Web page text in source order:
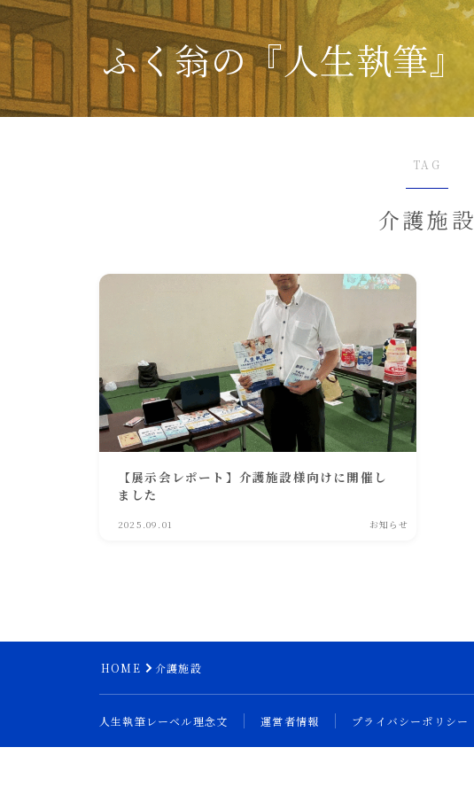
ふく翁の『人生執筆』
TAG
介護施設
【展示会レポート】介護施設様向けに開催し
ました
2025.09.01 お知らせ
HOME 介護施設
人生執筆レーベル理念文 運営者情報 プライバシーポリシー